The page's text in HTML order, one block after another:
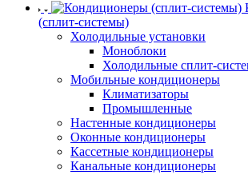
(сплит-системы)
Холодильные установки
Моноблоки
Холодильные сплит-
Мобильные кондиционеры
Климатизаторы
Промышленные
Настенные кондиционеры
Оконные кондиционеры
Кассетные кондиционеры
Канальные кондиционеры